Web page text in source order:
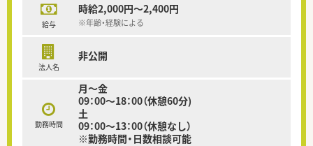
給与
時給2,000円～2,400円
※年齢・経験による
法人名
非公開
勤務時間
月～金
09：00～18：00（休憩60分)
土
09：00～13：00（休憩なし）
※勤務時間・日数相談可能